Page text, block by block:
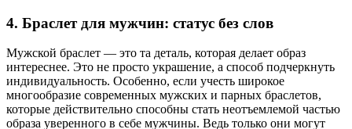
4. Браслет для мужчин: статус без слов
Мужской браслет — это та деталь, которая делает образ
интереснее. Это не просто украшение, а способ подчеркнуть
индивидуальность. Особенно, если учесть широкое
многообразие современных мужских и парных браслетов,
которые действительно способны стать неотъемлемой частью
образа уверенного в себе мужчины. Ведь только они могут